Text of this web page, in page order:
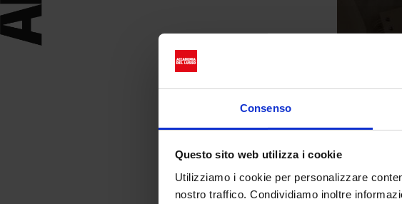
Consenso
Questo sito web utilizza i cookie
Utilizziamo i cookie per personalizzare
nostro traffico. Condividiamo inoltre